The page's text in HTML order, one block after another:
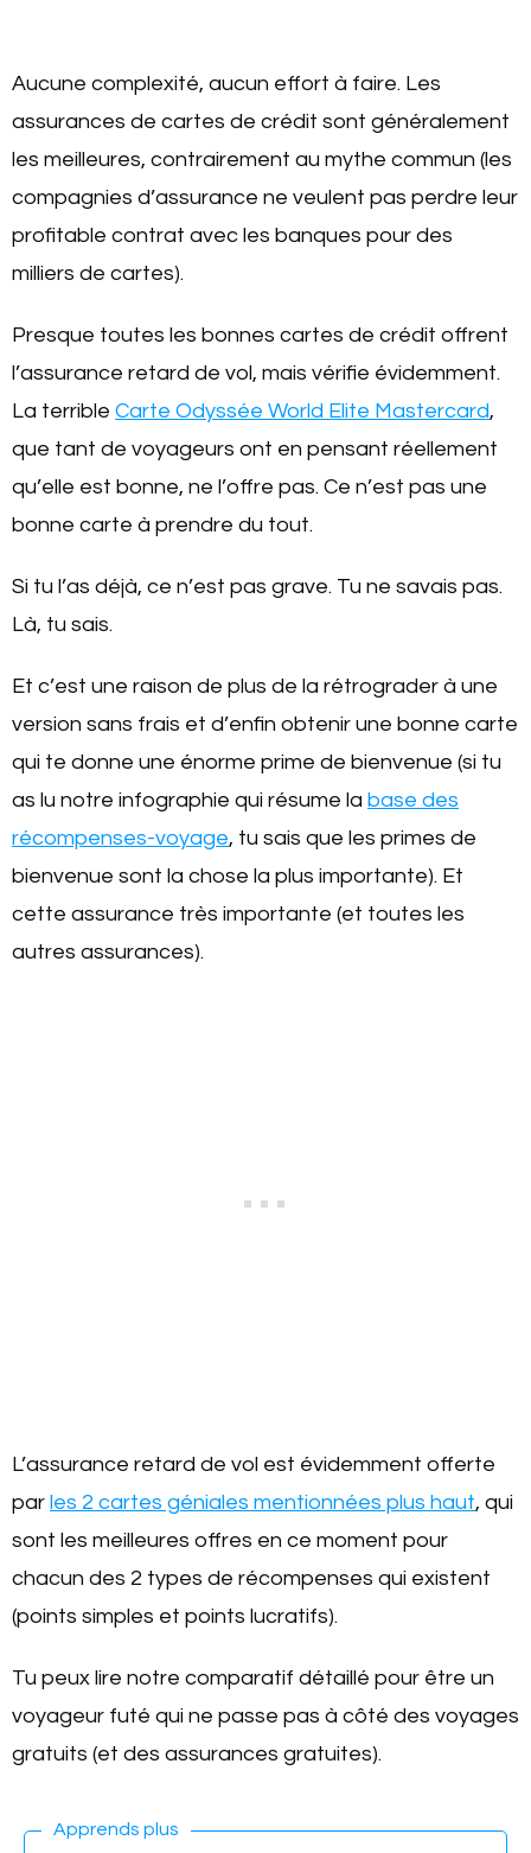
Aucune complexité, aucun effort à faire. Les
assurances de cartes de crédit sont généralement
les meilleures, contrairement au mythe commun (les
compagnies d’assurance ne veulent pas perdre leur
profitable contrat avec les banques pour des
milliers de cartes).
Presque toutes les bonnes cartes de crédit offrent
l’assurance retard de vol, mais vérifie évidemment.
La terrible Carte Odyssée World Elite Mastercard,
que tant de voyageurs ont en pensant réellement
qu’elle est bonne, ne l’offre pas. Ce n’est pas une
bonne carte à prendre du tout.
Si tu l’as déjà, ce n’est pas grave. Tu ne savais pas.
Là, tu sais.
Et c’est une raison de plus de la rétrograder à une
version sans frais et d’enfin obtenir une bonne carte
qui te donne une énorme prime de bienvenue (si tu
as lu notre infographie qui résume la base des
récompenses-voyage, tu sais que les primes de
bienvenue sont la chose la plus importante). Et
cette assurance très importante (et toutes les
autres assurances).
L’assurance retard de vol est évidemment offerte
par les 2 cartes géniales mentionnées plus haut, qui
sont les meilleures offres en ce moment pour
chacun des 2 types de récompenses qui existent
(points simples et points lucratifs).
Tu peux lire notre comparatif détaillé pour être un
voyageur futé qui ne passe pas à côté des voyages
gratuits (et des assurances gratuites).
Apprends plus